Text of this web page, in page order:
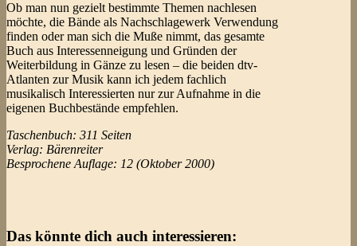
Ob man nun gezielt bestimmte Themen nachlesen
möchte, die Bände als Nachschlagewerk Verwendung
finden oder man sich die Muße nimmt, das gesamte
Buch aus Interessenneigung und Gründen der
Weiterbildung in Gänze zu lesen – die beiden dtv-
Atlanten zur Musik kann ich jedem fachlich
musikalisch Interessierten nur zur Aufnahme in die
eigenen Buchbestände empfehlen.
Taschenbuch: 311 Seiten
Verlag: Bärenreiter
Besprochene Auflage: 12 (Oktober 2000)
Das könnte dich auch interessieren: